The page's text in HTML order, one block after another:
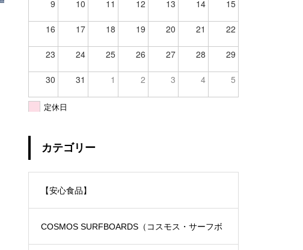
9 10 11 12 13 14 15
16 17 18 19 20 21 22
23 24 25 26 27 28 29
30 31 1 2 3 4 5
定休日
カテゴリー
【安心食品】
COSMOS SURFBOARDS（コスモス・サーフボ